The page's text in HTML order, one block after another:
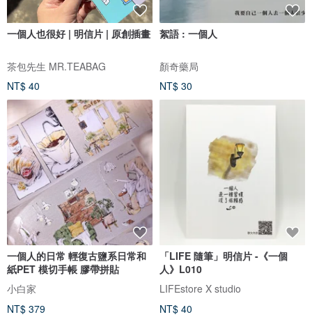
一個人也很好 | 明信片 | 原創插畫
茶包先生 MR.TEABAG
NT$ 40
絮語 : 一個人
顏奇藥局
NT$ 30
一個人的日常 輕復古鹽系日常和
紙PET 模切手帳 膠帶拼貼
小白家
NT$ 379
「LIFE 隨筆」明信片 -《一個
人》L010
LIFEstore X studio
NT$ 40